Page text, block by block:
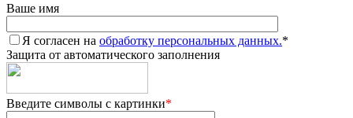
Ваше имя
Я согласен на обработку персональных данных.*
Защита от автоматического заполнения
Введите символы с картинки*